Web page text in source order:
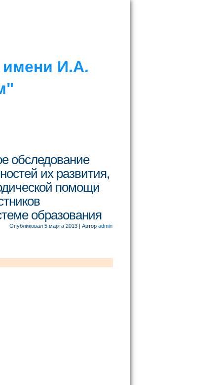
имени И.А.
обследование
их развития,
помощи
образования
Опубликовал 5 марта 2013 | Автор admin